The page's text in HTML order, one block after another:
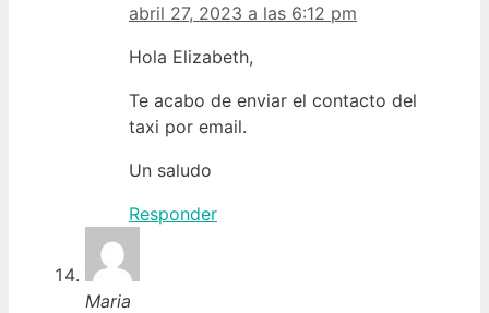
abril 27, 2023 a las 6:12 pm
Hola Elizabeth,
Te acabo de enviar el contacto del
taxi por email.
Un saludo
Responder
Maria